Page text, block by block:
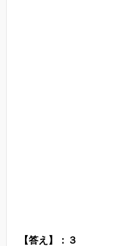
【答え】：３